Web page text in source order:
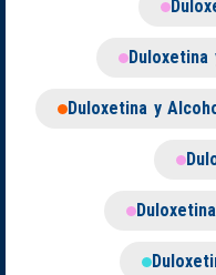
Duloxetina y